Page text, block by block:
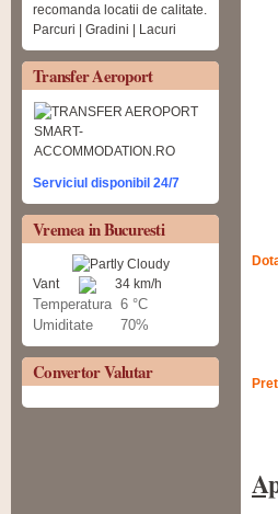
Parcuri | Gradini | Lacuri
Transfer Aeroport
Serviciul disponibil 24/7
Vremea in Bucuresti
Vant 34 km/h
Temperatura 6 °C
Umiditate
70%
Convertor Valutar